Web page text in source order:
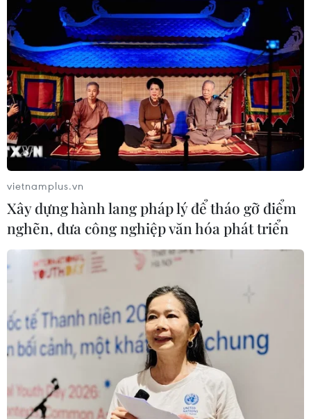
vietnamplus.vn
Xây dựng hành lang pháp lý để tháo gỡ điểm
nghẽn, đưa công nghiệp văn hóa phát triển